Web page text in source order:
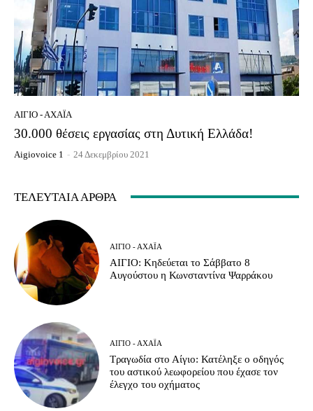
ΑΊΓΙΟ - ΑΧΑΪ́Α
30.000 θέσεις εργασίας στη Δυτική Ελλάδα!
Aigiovoice 1 - 24 Δεκεμβρίου 2021
ΤΕΛΕΥΤΑΊΑ ΆΡΘΡΑ
ΑΊΓΙΟ - ΑΧΑΪ́Α
ΑΙΓΙΟ: Κηδεύεται το Σάββατο 8
Αυγούστου η Κωνσταντίνα Ψαρράκου
ΑΊΓΙΟ - ΑΧΑΪ́Α
Τραγωδία στο Αίγιο: Κατέληξε ο οδηγός
του αστικού λεωφορείου που έχασε τον
έλεγχο του οχήματος